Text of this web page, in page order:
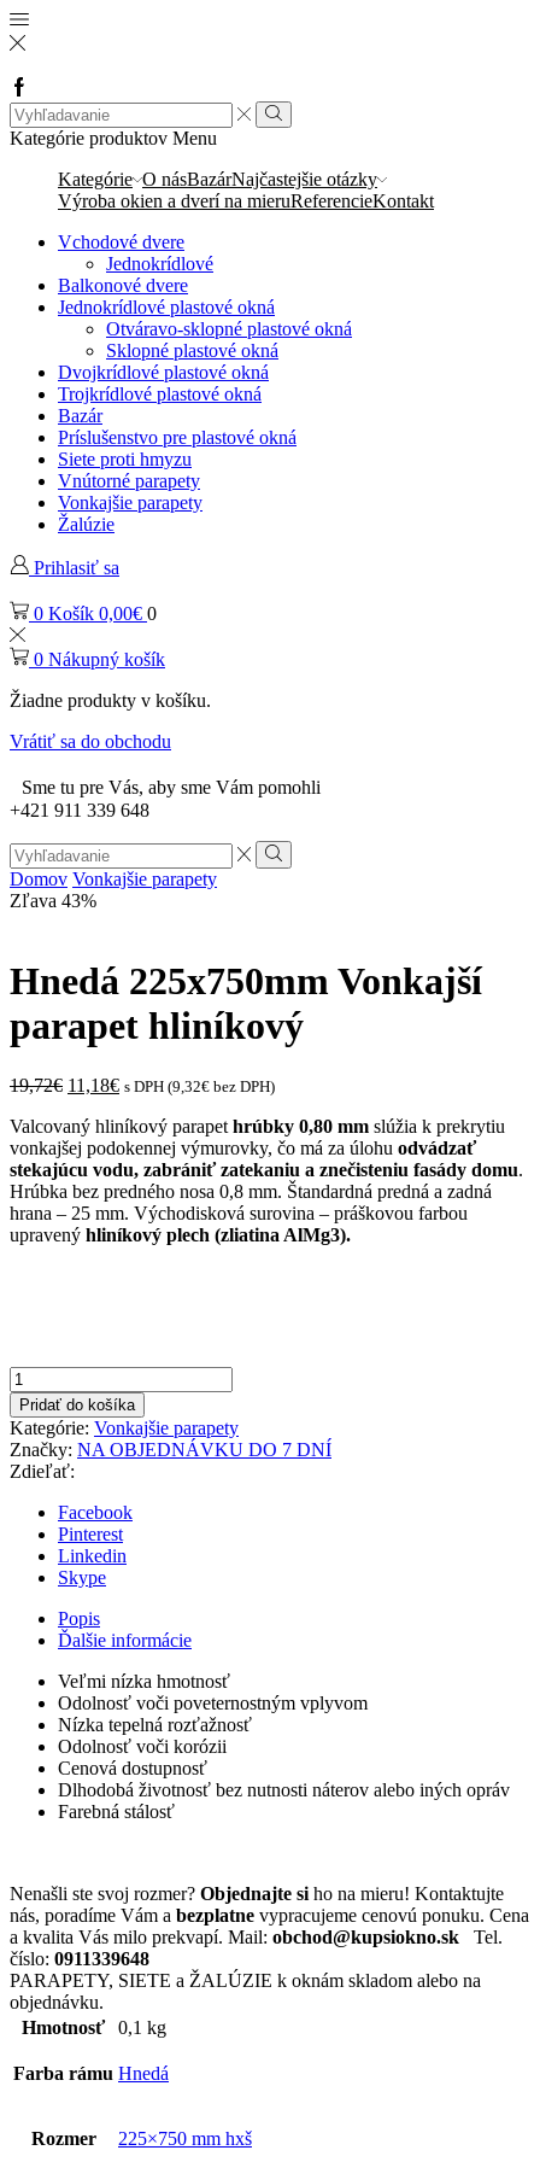
Facebook
Search
input
Vyhľadávanie
Kategórie produktov Menu
Kategórie O násBazárNajčastejšie otázky
Výroba okien a dverí na mieruReferencieKontakt
Vchodové dvere
Jednokrídlové
Balkonové dvere
Jednokrídlové plastové okná
Otváravo-sklopné plastové okná
Sklopné plastové okná
Dvojkrídlové plastové okná
Trojkrídlové plastové okná
Bazár
Príslušenstvo pre plastové okná
Siete proti hmyzu
Vnútorné parapety
Vonkajšie parapety
Žalúzie
Prihlasiť sa
0 Košík 0,00€ 0
0 Nákupný košík
Žiadne produkty v košíku.
Vrátiť sa do obchodu
Sme tu pre Vás, aby sme Vám pomohli
+421 911 339 648
Search
input
Vyhľadávanie
Domov Vonkajšie parapety
Zľava 43%
Hnedá 225x750mm Vonkajší
parapet hliníkový
19,72€ Original
was:
19,72€.
11,18€Current
is:
11,18€.
s DPH (9,32€ bez DPH)
Valcovaný hliníkový parapet hrúbky 0,80 mm slúžia k prekrytiu
vonkajšej podokennej výmurovky, čo má za úlohu odvádzať
stekajúcu vodu, zabrániť zatekaniu a znečisteniu fasády domu.
Hrúbka bez predného nosa 0,8 mm. Štandardná predná a zadná
hrana – 25 mm. Východisková surovina – práškovou farbou
upravený hliníkový plech (zliatina AlMg3).
množstvo
Hnedá
225x750mm
Vonkajší
parapet
hliníkový
Pridať do košíka
Kategórie: Vonkajšie parapety
Značky: NA OBJEDNÁVKU DO 7 DNÍ
Zdieľať:
Facebook
Pinterest
Linkedin
Skype
Popis
Ďalšie informácie
Veľmi nízka hmotnosť
Odolnosť voči poveternostným vplyvom
Nízka tepelná rozťažnosť
Odolnosť voči korózii
Cenová dostupnosť
Dlhodobá životnosť bez nutnosti náterov alebo iných opráv
Farebná stálosť
Nenašli ste svoj rozmer? Objednajte si ho na mieru! Kontaktujte
nás, poradíme Vám a bezplatne vypracujeme cenovú ponuku. Cena
a kvalita Vás milo prekvapí. Mail: obchod@kupsiokno.sk Tel.
číslo: 0911339648
PARAPETY, SIETE a ŽALÚZIE k oknám skladom alebo na
objednávku.
Hmotnosť
0,1 kg
Farba rámu Hnedá
Rozmer 225×750 mm hxš